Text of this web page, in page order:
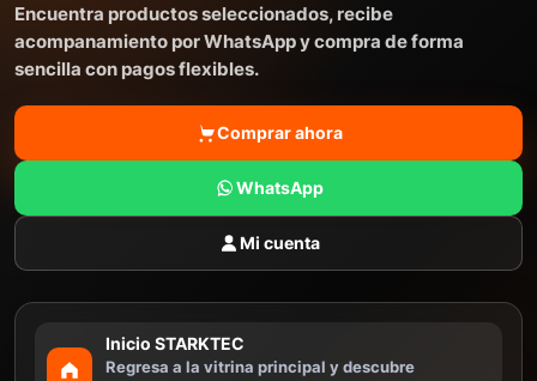
Encuentra productos seleccionados, recibe
acompanamiento por WhatsApp y compra de forma
sencilla con pagos flexibles.
Comprar ahora
WhatsApp
Mi cuenta
Inicio STARKTEC
Regresa a la vitrina principal y descubre